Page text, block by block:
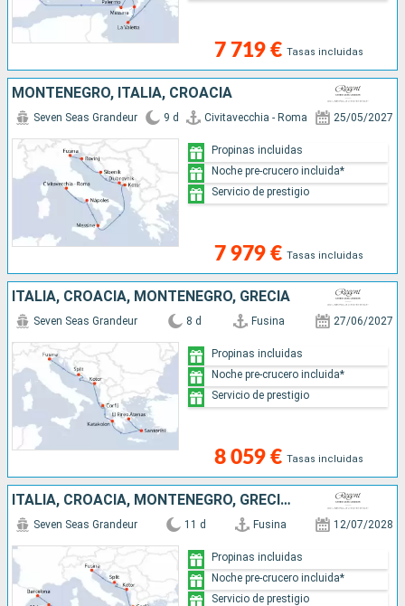
7 719 € Tasas incluidas
MONTENEGRO, ITALIA, CROACIA
Seven Seas Grandeur 9 d Civitavecchia - Roma 25/05/2027
7 979 € Tasas incluidas
Propinas incluidas
Noche pre-crucero incluida*
Servicio de prestigio
ITALIA, CROACIA, MONTENEGRO, GRECIA
Seven Seas Grandeur 8 d Fusina 27/06/2027
8 059 € Tasas incluidas
Propinas incluidas
Noche pre-crucero incluida*
Servicio de prestigio
ITALIA, CROACIA, MONTENEGRO, GRECIA, MALTA, ESPAÑA
Seven Seas Grandeur 11 d Fusina 12/07/2028
Propinas incluidas
Noche pre-crucero incluida*
Servicio de prestigio